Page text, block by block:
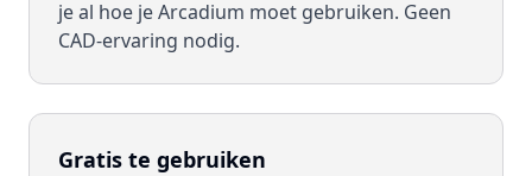
je al hoe je Arcadium moet gebruiken. Geen
CAD-ervaring nodig.
Gratis te gebruiken